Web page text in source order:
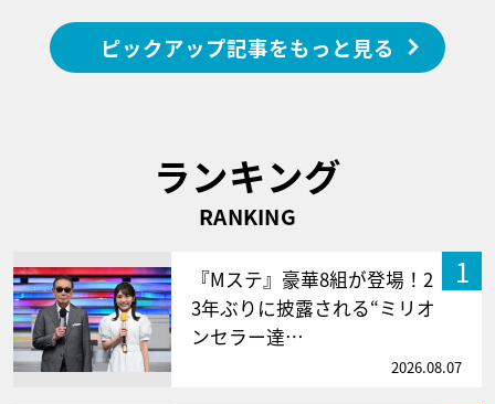
ピックアップ記事をもっと見る
ランキング
RANKING
1
『Mステ』豪華8組が登場！2
3年ぶりに披露される“ミリオ
ンセラー達…
2026.08.07